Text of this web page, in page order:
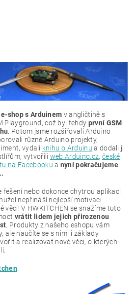
shop s Arduinem v angličtině s
Playground, což byl tehdy první GSM
. Potom jsme rozšiřovali Arduino
různé Arduino projekty,
vydali knihu o Arduinu a dodali ji
vytvořili web Arduino.cz, české
na Facebooku a nyní pokračujeme
řešení nebo dokonce chytrou aplikaci
nepřináší nejlepší motivaci
věci! V HWKITCHEN se snažíme tuto
vrátit lidem jejich přirozenou
. Produkty z našeho eshopu vám
ale naučíte se s nimi i základy
a realizovat nové věci, o kterých
.